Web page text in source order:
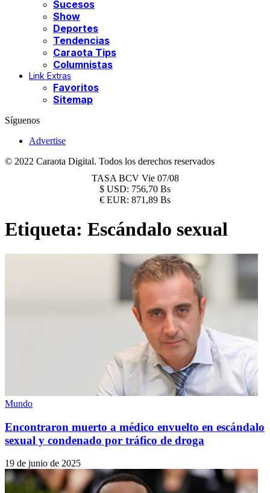
Sucesos
Show
Deportes
Tendencias
Caraota Tips
Columnistas
Link Extras
Favoritos
Sitemap
Síguenos
Advertise
© 2022 Caraota Digital. Todos los derechos reservados
TASA BCV Vie 07/08
$ USD: 756,70 Bs
€ EUR: 871,89 Bs
Etiqueta: Escándalo sexual
Mundo
Encontraron muerto a médico envuelto en escándalo
sexual y condenado por tráfico de droga
19 de junio de 2025